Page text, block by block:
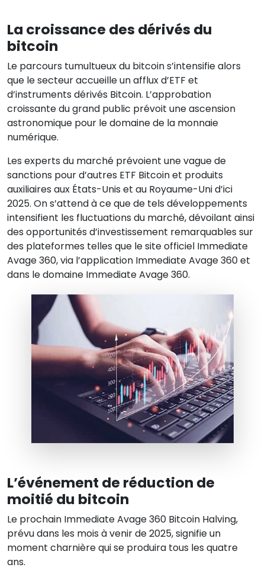
La croissance des dérivés du
bitcoin
Le parcours tumultueux du bitcoin s’intensifie alors
que le secteur accueille un afflux d’ETF et
d’instruments dérivés Bitcoin. L’approbation
croissante du grand public prévoit une ascension
astronomique pour le domaine de la monnaie
numérique.
Les experts du marché prévoient une vague de
sanctions pour d’autres ETF Bitcoin et produits
auxiliaires aux États-Unis et au Royaume-Uni d’ici
2025. On s’attend à ce que de tels développements
intensifient les fluctuations du marché, dévoilant ainsi
des opportunités d’investissement remarquables sur
des plateformes telles que le site officiel Immediate
Avage 360, via l’application Immediate Avage 360 et
dans le domaine Immediate Avage 360.
L’événement de réduction de
moitié du bitcoin
Le prochain Immediate Avage 360 Bitcoin Halving,
prévu dans les mois à venir de 2025, signifie un
moment charnière qui se produira tous les quatre
ans.